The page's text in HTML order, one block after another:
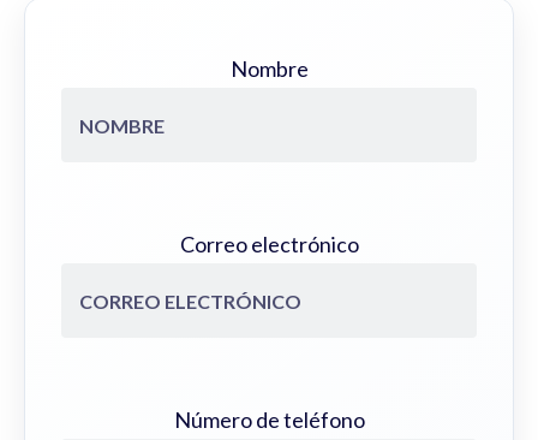
Nombre
Correo electrónico
Número de teléfono